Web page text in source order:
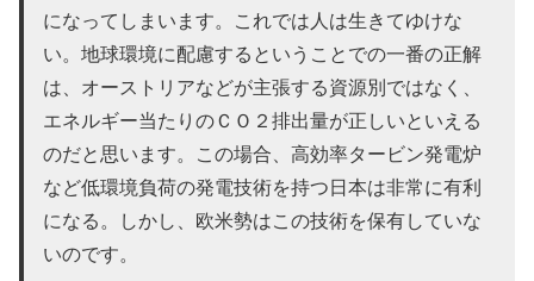
になってしまいます。これでは人は生きてゆけな
い。地球環境に配慮するということでの一番の正解
は、オーストリアなどが主張する資源別ではなく、
エネルギー当たりのＣＯ２排出量が正しいといえる
のだと思います。この場合、高効率タービン発電炉
など低環境負荷の発電技術を持つ日本は非常に有利
になる。しかし、欧米勢はこの技術を保有していな
いのです。